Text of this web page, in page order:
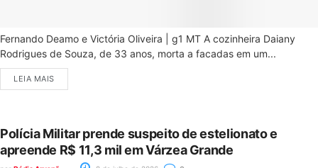
Fernando Deamo e Victória Oliveira | g1 MT A cozinheira Daiany
Rodrigues de Souza, de 33 anos, morta a facadas em um...
LEIA MAIS
Polícia Militar prende suspeito de estelionato e
apreende R$ 11,3 mil em Várzea Grande